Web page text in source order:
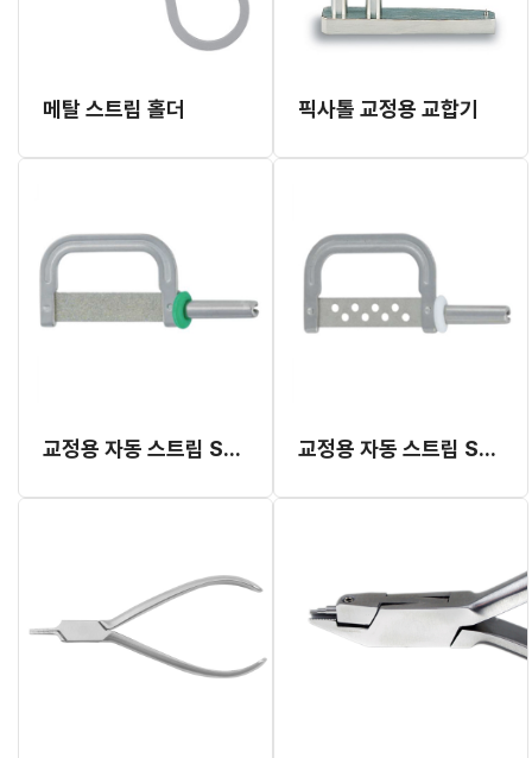
메탈 스트립 홀더 픽사톨 교정용 교합기
교정용 자동 스트립 Straight Type (무공) 교정용 자동 스트립 Straight Type (타공)